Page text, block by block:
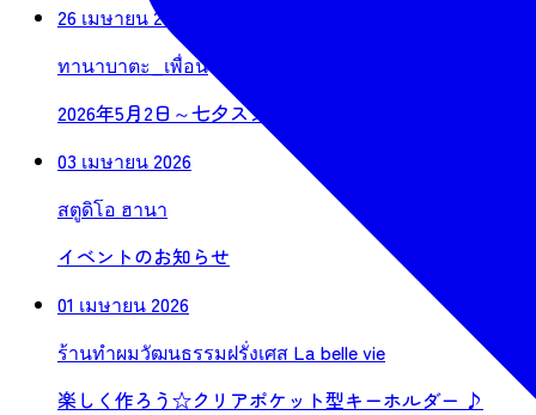
26 เมษายน 2026
ทานาบาตะ_เพื่อน
2026年5月2日～七夕スタイルで残すポートレート撮影
03 เมษายน 2026
สตูดิโอ ฮานา
イベントのお知らせ
01 เมษายน 2026
ร้านทำผมวัฒนธรรมฝรั่งเศส La belle vie
楽しく作ろう☆クリアポケット型キーホルダー ♪